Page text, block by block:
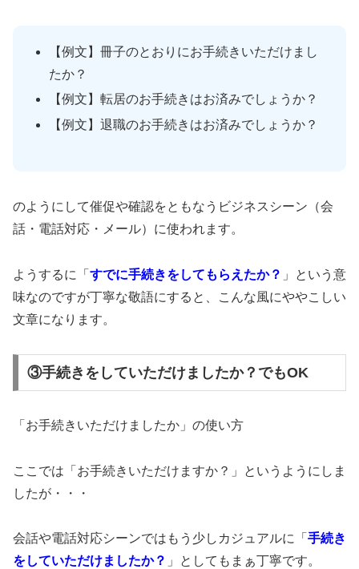
【例文】冊子のとおりにお手続きいただけまし
たか？
【例文】転居のお手続きはお済みでしょうか？
【例文】退職のお手続きはお済みでしょうか？
のようにして催促や確認をともなうビジネスシーン（会
話・電話対応・メール）に使われます。
ようするに「 すでに手続きをしてもらえたか？ 」という意
味なのですが丁寧な敬語にすると、こんな風にややこしい
文章になります。
③手続きをしていただけましたか？でもOK
「お手続きいただけましたか」の使い方
ここでは「お手続きいただけますか？」というようにしま
したが・・・
会話や電話対応シーンではもう少しカジュアルに「 手続き
をしていただけましたか？ 」としてもまぁ丁寧です。